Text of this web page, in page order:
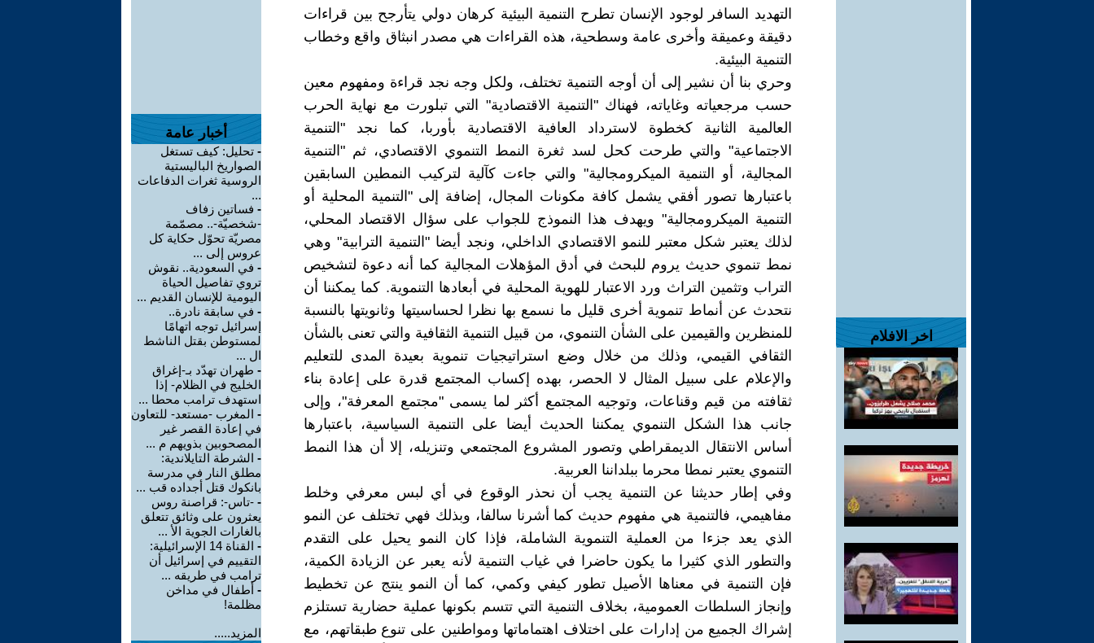
اخر الافلام
التهديد السافر لوجود الإنسان تطرح التنمية البيئية كرهان دولي يتأرجح بين قراءات
دقيقة وعميقة وأخرى عامة وسطحية، هذه القراءات هي مصدر انبثاق واقع وخطاب
التنمية البيئية.
وحري بنا أن نشير إلى أن أوجه التنمية تختلف، ولكل وجه نجد قراءة ومفهوم معين
حسب مرجعياته وغاياته، فهناك "التنمية الاقتصادية" التي تبلورت مع نهاية الحرب
العالمية الثانية كخطوة لاسترداد العافية الاقتصادية بأوربا، كما نجد "التنمية
الاجتماعية" والتي طرحت كحل لسد ثغرة النمط التنموي الاقتصادي، ثم "التنمية
المجالية، أو التنمية الميكرومجالية" والتي جاءت كآلية لتركيب النمطين السابقين
باعتبارها تصور أفقي يشمل كافة مكونات المجال، إضافة إلى "التنمية المحلية أو
التنمية الميكرومجالية" ويهدف هذا النموذج للجواب على سؤال الاقتصاد المحلي،
لذلك يعتبر شكل معتبر للنمو الاقتصادي الداخلي، ونجد أيضا "التنمية الترابية" وهي
نمط تنموي حديث يروم للبحث في أدق المؤهلات المجالية كما أنه دعوة لتشخيص
التراب وتثمين التراث ورد الاعتبار للهوية المحلية في أبعادها التنموية. كما يمكننا أن
نتحدث عن أنماط تنموية أخرى قليل ما نسمع بها نظرا لحساسيتها وثانويتها بالنسبة
للمنظرين والقيمين على الشأن التنموي، من قبيل التنمية الثقافية والتي تعنى بالشأن
الثقافي القيمي، وذلك من خلال وضع استراتيجيات تنموية بعيدة المدى للتعليم
والإعلام على سبيل المثال لا الحصر، بهده إكساب المجتمع قدرة على إعادة بناء
ثقافته من قيم وقناعات، وتوجيه المجتمع أكثر لما يسمى "مجتمع المعرفة"، وإلى
جانب هذا الشكل التنموي يمكننا الحديث أيضا على التنمية السياسية، باعتبارها
أساس الانتقال الديمقراطي وتصور المشروع المجتمعي وتنزيله، إلا أن هذا النمط
التنموي يعتبر نمطا محرما ببلداننا العربية.
وفي إطار حديثنا عن التنمية يجب أن نحذر الوقوع في أي لبس معرفي وخلط
مفاهيمي، فالتنمية هي مفهوم حديث كما أشرنا سالفا، وبذلك فهي تختلف عن النمو
الذي يعد جزءا من العملية التنموية الشاملة، فإذا كان النمو يحيل على التقدم
والتطور الذي كثيرا ما يكون حاضرا في غياب التنمية لأنه يعبر عن الزيادة الكمية،
فإن التنمية في معناها الأصيل تطور كيفي وكمي، كما أن النمو ينتج عن تخطيط
وإنجاز السلطات العمومية، بخلاف التنمية التي تتسم بكونها عملية حضارية تستلزم
إشراك الجميع من إدارات على اختلاف اهتماماتها ومواطنين على تنوع طبقاتهم، مع
أخبار عامة
- تحليل: كيف تستغل
الصواريخ الباليستية
الروسية ثغرات الدفاعات
...
- فساتين زفاف
-شخصيّة-.. مصمّمة
مصريّة تحوّل حكاية كل
عروس إلى ...
- في السعودية.. نقوش
تروي تفاصيل الحياة
اليومية للإنسان القديم ...
- في سابقة نادرة..
إسرائيل توجه اتهامًا
لمستوطن بقتل الناشط
ال ...
- طهران تهدّد بـ-إغراق
الخليج في الظلام- إذا
استهدف ترامب محطا ...
- المغرب -مستعد- للتعاون
في إعادة القصر غير
المصحوبين بذويهم م ...
- الشرطة التايلاندية:
مطلق النار في مدرسة
بانكوك قتل أجداده قب ...
- -تاس-: قراصنة روس
يعثرون على وثائق تتعلق
بالغارات الجوية الأ ...
-
القناة 14 الإسرائيلية:
التقييم في إسرائيل أن
ترامب في طريقه ...
- أطفال في مداخن
مظلمة!
المزيد.....